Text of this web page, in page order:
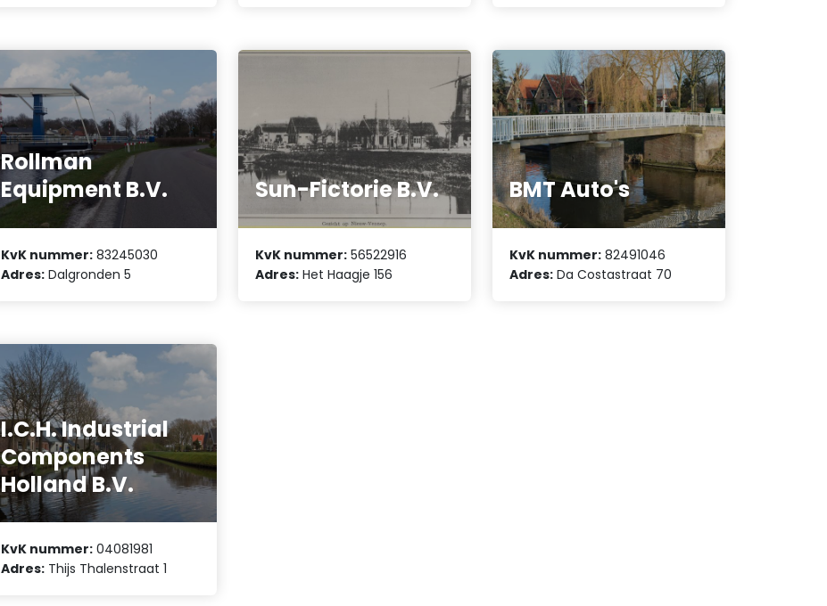
Rollman
Equipment B.V.
KvK nummer: 83245030
Adres: Dalgronden 5
Sun-Fictorie B.V.
KvK nummer: 56522916
Adres: Het Haagje 156
BMT Auto's
KvK nummer: 82491046
Adres: Da Costastraat 70
I.C.H. Industrial
Components
Holland B.V.
KvK nummer: 04081981
Adres: Thijs Thalenstraat 1